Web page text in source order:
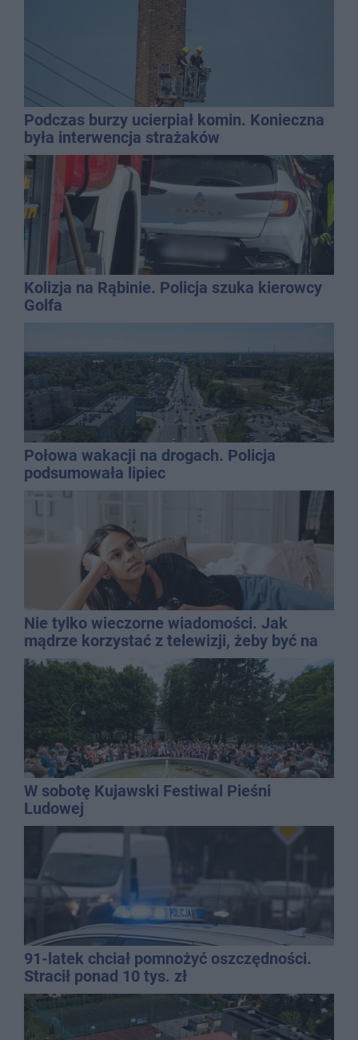
Podczas burzy ucierpiał komin. Konieczna
była interwencja strażaków
Kolizja na Rąbinie. Policja szuka kierowcy
Golfa
Połowa wakacji na drogach. Policja
podsumowała lipiec
Nie tylko wieczorne wiadomości. Jak
mądrze korzystać z telewizji, żeby być na
bieżąco, ale nie żyć w informacyjnym
chaosie?
W sobotę Kujawski Festiwal Pieśni
Ludowej
91-latek chciał pomnożyć oszczędności.
Stracił ponad 10 tys. zł